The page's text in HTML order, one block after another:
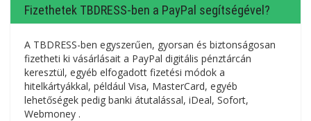
Fizethetek TBDRESS-ben a PayPal segítségével?
A TBDRESS-ben egyszerűen, gyorsan és biztonságosan
fizetheti ki vásárlásait a PayPal digitális pénztárcán
keresztül, egyéb elfogadott fizetési módok a
hitelkártyákkal, például Visa, MasterCard, egyéb
lehetőségek pedig banki átutalással, iDeal, Sofort,
Webmoney .